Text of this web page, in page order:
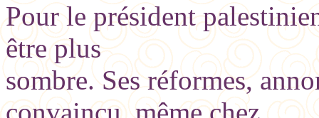
Pour le président
être plus
sombre. Ses réformes,